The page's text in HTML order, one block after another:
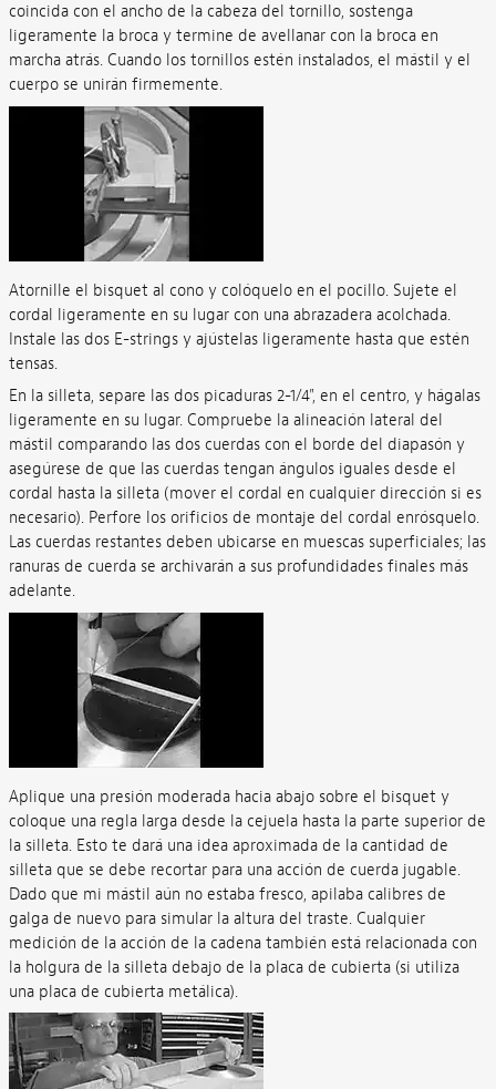
coincida con el ancho de la cabeza del tornillo, sostenga
ligeramente la broca y termine de avellanar con la broca en
marcha atrás. Cuando los tornillos estén instalados, el mástil y el
cuerpo se unirán firmemente.
Atornille el bisquet al cono y colóquelo en el pocillo. Sujete el
cordal ligeramente en su lugar con una abrazadera acolchada.
Instale las dos E-strings y ajústelas ligeramente hasta que estén
tensas.
En la silleta, separe las dos picaduras 2-1/4", en el centro, y hágalas
ligeramente en su lugar. Compruebe la alineación lateral del
mástil comparando las dos cuerdas con el borde del diapasón y
asegúrese de que las cuerdas tengan ángulos iguales desde el
cordal hasta la silleta (mover el cordal en cualquier dirección si es
necesario). Perfore los orificios de montaje del cordal enrósquelo.
Las cuerdas restantes deben ubicarse en muescas superficiales; las
ranuras de cuerda se archivarán a sus profundidades finales más
adelante.
Aplique una presión moderada hacia abajo sobre el bisquet y
coloque una regla larga desde la cejuela hasta la parte superior de
la silleta. Esto te dará una idea aproximada de la cantidad de
silleta que se debe recortar para una acción de cuerda jugable.
Dado que mi mástil aún no estaba fresco, apilaba calibres de
galga de nuevo para simular la altura del traste. Cualquier
medición de la acción de la cadena también está relacionada con
la holgura de la silleta debajo de la placa de cubierta (si utiliza
una placa de cubierta metálica).